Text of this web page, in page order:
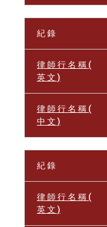
紀 錄
律 師 行 名 稱 (
英 文 )
律 師 行 名 稱 (
中 文 )
紀 錄
律 師 行 名 稱 (
英 文 )